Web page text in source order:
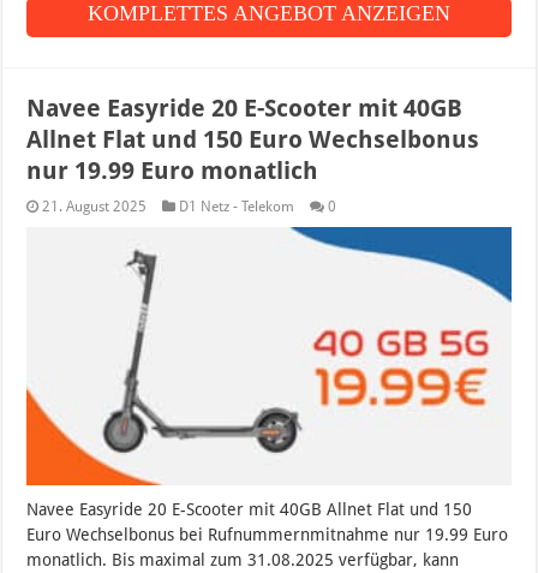
KOMPLETTES ANGEBOT ANZEIGEN
Navee Easyride 20 E-Scooter mit 40GB
Allnet Flat und 150 Euro Wechselbonus
nur 19.99 Euro monatlich
21. August 2025 D1 Netz - Telekom 0
Navee Easyride 20 E-Scooter mit 40GB Allnet Flat und 150
Euro Wechselbonus bei Rufnummernmitnahme nur 19.99 Euro
monatlich. Bis maximal zum 31.08.2025 verfügbar, kann